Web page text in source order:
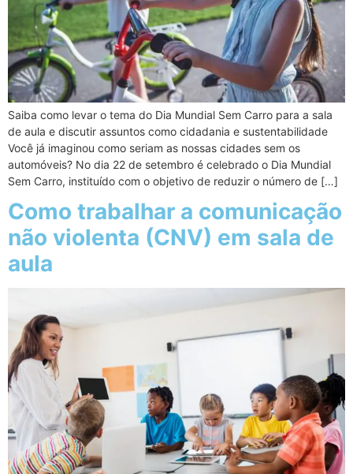
Saiba como levar o tema do Dia Mundial Sem Carro para a sala
de aula e discutir assuntos como cidadania e sustentabilidade
Você já imaginou como seriam as nossas cidades sem os
automóveis? No dia 22 de setembro é celebrado o Dia Mundial
Sem Carro, instituído com o objetivo de reduzir o número de […]
Como trabalhar a comunicação
não violenta (CNV) em sala de
aula